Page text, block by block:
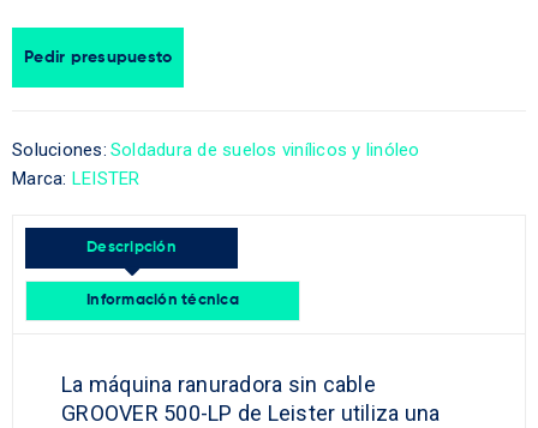
Pedir presupuesto
Soluciones: Soldadura de suelos vinílicos y linóleo
Marca: LEISTER
Descripción
Información técnica
La máquina ranuradora sin cable
GROOVER 500-LP de Leister utiliza una